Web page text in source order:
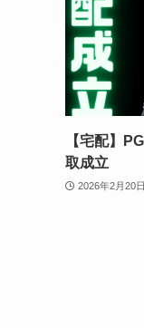
【宅配】
取成立
2026年2月20日